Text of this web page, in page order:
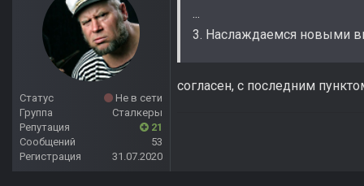
Статус
Не в сети
Группа
Сталкеры
Репутация
21
Сообщений
53
Регистрация
31.07.2020
...
3. Наслаждаемся новыми
согласен, с последним